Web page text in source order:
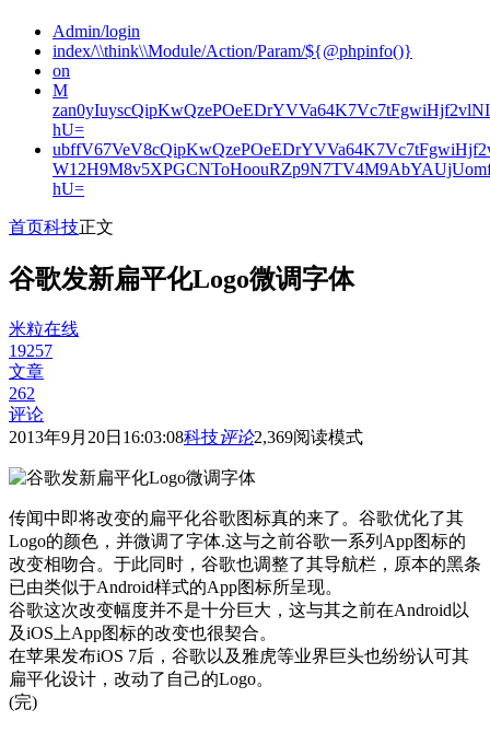
Admin/login
index/\\think\\Module/Action/Param/${@phpinfo()}
on
M
hU=
hU=
首页科技正文
谷歌发新扁平化Logo微调字体
米粒在线
19257
文章
262
评论
2013年9月20日16:03:08科技评论2,369阅读模式
传闻中即将改变的扁平化谷歌图标真的来了。谷歌优化了其
Logo的颜色，并微调了字体.这与之前谷歌一系列App图标的
改变相吻合。于此同时，谷歌也调整了其导航栏，原本的黑条
已由类似于Android样式的App图标所呈现。
谷歌这次改变幅度并不是十分巨大，这与其之前在Android以
及iOS上App图标的改变也很契合。
在苹果发布iOS 7后，谷歌以及雅虎等业界巨头也纷纷认可其
扁平化设计，改动了自己的Logo。
(完)